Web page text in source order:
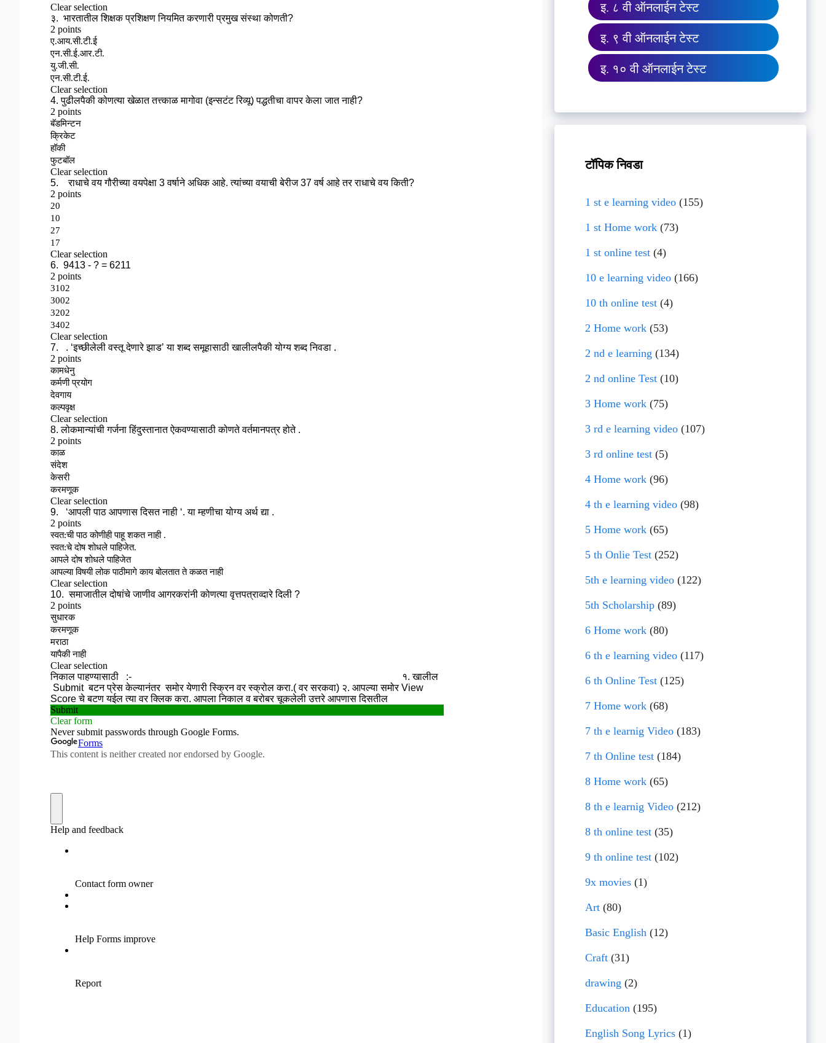
इ. ८ वी ऑनलाईन टेस्ट
इ. ९ वी ऑनलाईन टेस्ट
इ. १० वी ऑनलाईन टेस्ट
टॉपिक निवडा
1 st e learning video (155)
1 st Home work (73)
1 st online test (4)
10 e learning video (166)
10 th online test (4)
2 Home work (53)
2 nd e learning (134)
2 nd online Test (10)
3 Home work (75)
3 rd e learning video (107)
3 rd online test (5)
4 Home work (96)
4 th e learning video (98)
5 Home work (65)
5 th Onlie Test (252)
5th e learning video (122)
5th Scholarship (89)
6 Home work (80)
6 th e learning video (117)
6 th Online Test (125)
7 Home work (68)
7 th e learnig Video (183)
7 th Online test (184)
8 Home work (65)
8 th e learnig Video (212)
8 th online test (35)
9 th online test (102)
9x movies (1)
Art (80)
Basic English (12)
Craft (31)
drawing (2)
Education (195)
English Song Lyrics (1)